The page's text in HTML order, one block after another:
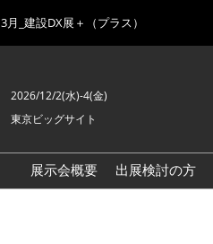
3月_建設DX展＋（プラス）
2026/12/2(水)-4(金)
東京ビッグサイト
展示会概要 出展検討の方